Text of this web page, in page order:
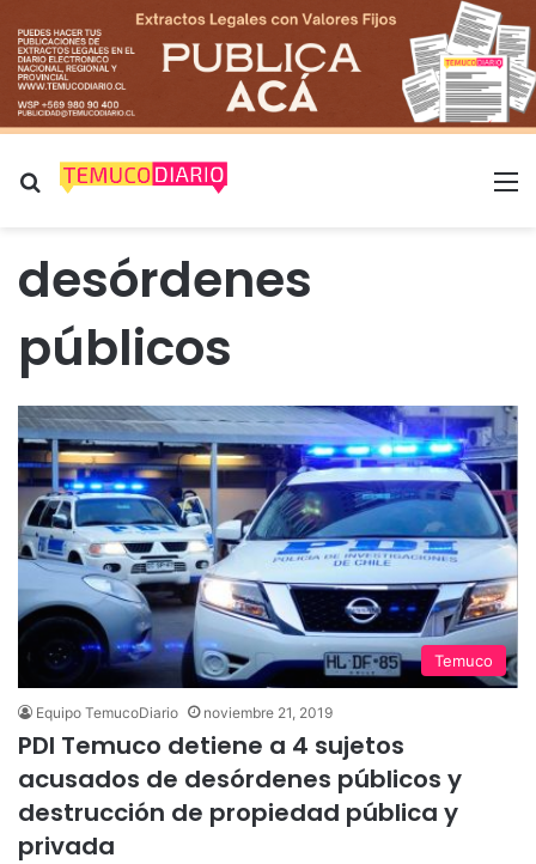
Buscar por
desórdenes
públicos
Temuco
Equipo TemucoDiario noviembre 21, 2019
PDI Temuco detiene a 4 sujetos
acusados de desórdenes públicos y
destrucción de propiedad pública y
privada